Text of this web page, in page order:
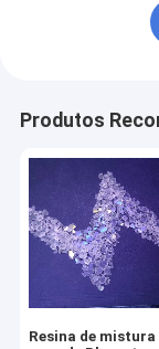
Produtos
Resina de mistura